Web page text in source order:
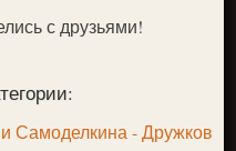
с друзьями!
Самоделкина - Дружков